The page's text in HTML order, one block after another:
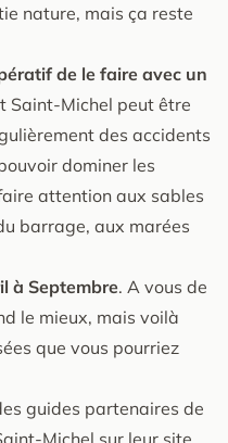
nature, mais ça reste
de le faire avec un
Saint-Michel peut être
des accidents
dominer les
attention aux sables
barrage, aux marées
à Septembre. A vous de
le mieux, mais voilà
que vous pourriez
guides partenaires de
Michel sur leur site